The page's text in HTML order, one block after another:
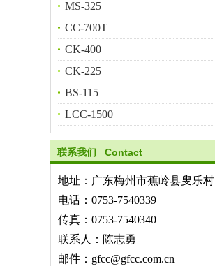
MS-325
CC-700T
CK-400
CK-225
BS-115
LCC-1500
联系我们 Contact
地址：广东梅州市蕉岭县叟乐村
电话：0753-7540339
传真：0753-7540340
联系人：陈志勇
邮件：gfcc@gfcc.com.cn